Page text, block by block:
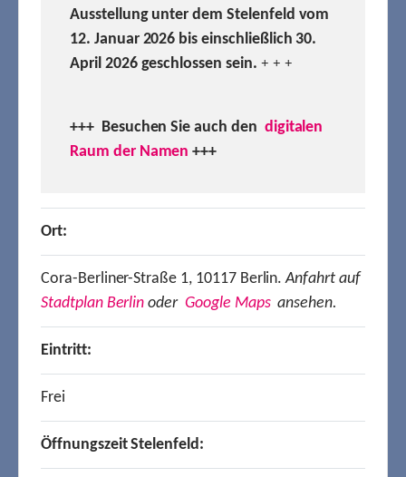
Ausstellung unter dem Stelenfeld vom
12. Januar 2026 bis einschließlich 30.
April 2026 geschlossen sein. + + +
+++ Besuchen Sie auch den digitalen
Raum der Namen +++
Ort:
Cora-Berliner-Straße 1, 10117 Berlin.Anfahrt auf
Stadtplan Berlin oder Google Mapsansehen.
Eintritt:
Frei
Öffnungszeit Stelenfeld: